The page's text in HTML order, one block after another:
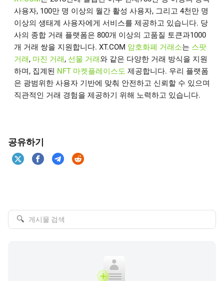
사용자, 100만 명 이상의 월간 활성 사용자, 그리고 4천만 명
이상의 생태계 사용자에게 서비스를 제공하고 있습니다. 당
사의 종합 거래 플랫폼은 800개 이상의 고품질 토큰과1000
개 거래 쌍을 지원합니다. XT.COM 암호화폐 거래소는 스팟
거래, 마진 거래, 선물 거래와 같은 다양한 거래 방식을 지원
하며, 집계된 NFT 마켓플레이스도 제공합니다. 우리 플랫폼
은 광범위한 사용자 기반에 맞춰 안전하고 신뢰할 수 있으며
직관적인 거래 경험을 제공하기 위해 노력하고 있습니다.
공유하기
🔍